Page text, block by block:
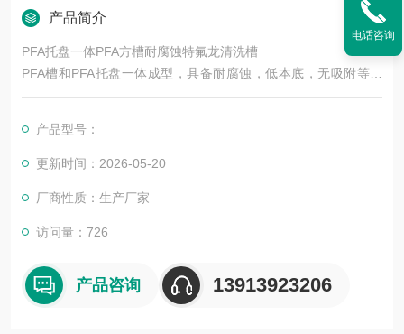
产品简介
PFA托盘一体PFA方槽耐腐蚀特氟龙清洗槽
PFA槽和PFA托盘一体成型，具备耐腐蚀，低本底，无吸附等特
点。可用于新材料新能源，半导体等行业。
产品型号：
更新时间：2026-05-20
厂商性质：生产厂家
访问量：726
产品咨询 13913923206
电话咨询